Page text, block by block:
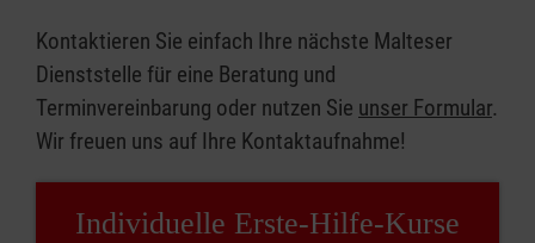
Kontaktieren Sie einfach Ihre nächste Malteser
Dienststelle für eine Beratung und
Terminvereinbarung oder nutzen Sie unser Formular.
Wir freuen uns auf Ihre Kontaktaufnahme!
Individuelle Erste-Hilfe-Kurse